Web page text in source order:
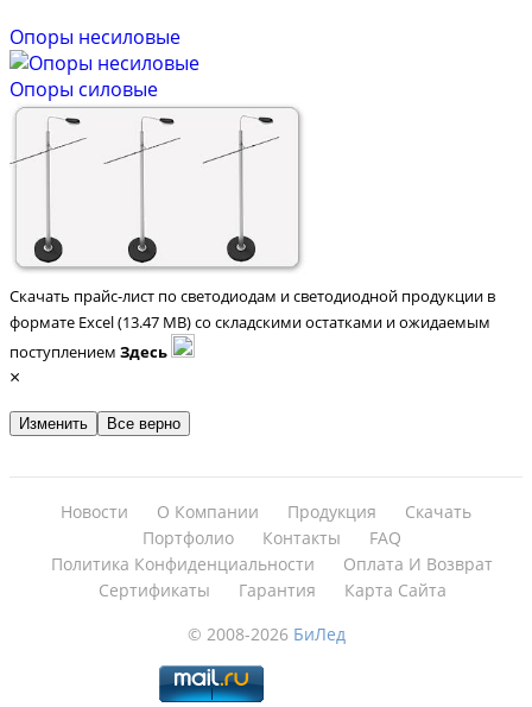
Опоры несиловые
Опоры силовые
Скачать прайс-лист по светодиодам и светодиодной продукции в
формате Excel (13.47 MB) со складскими остатками и ожидаемым
поступлением Здесь
×
Изменить Все верно
Новости О Компании Продукция
Скачать
Портфолио
Контакты
FAQ
Политика Конфиденциальности
Оплата И Возврат
Сертификаты
Гарантия
Карта Сайта
© 2008-2026 БиЛед